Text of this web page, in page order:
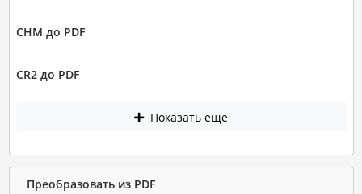
CHM до PDF
CR2 до PDF
Показать еще
Преобразовать из PDF